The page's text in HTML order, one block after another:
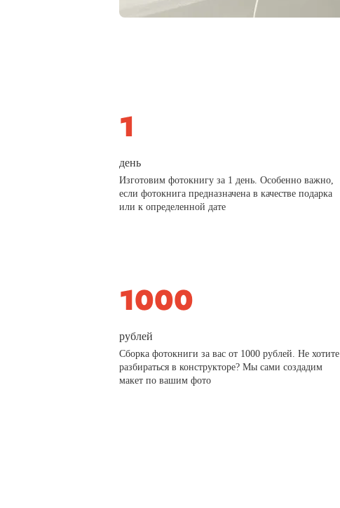
день
Изготовим фотокнигу за 1 день. Особенно важно,
если фотокнига предназначена в качестве подарка
или к определенной дате
рублей
Сборка фотокниги за вас от 1000 рублей. Не хотите
разбираться в конструкторе? Мы сами создадим
макет по вашим фото